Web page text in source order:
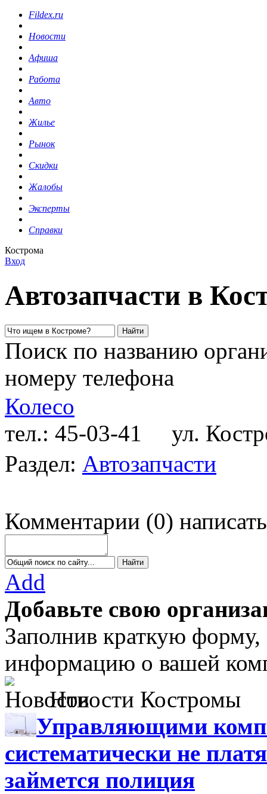
Fildex.ru
Новости
Афиша
Работа
Авто
Жилье
Рынок
Скидки
Жалобы
Эксперты
Справки
Кострома
Вход
Автозапчасти в
Поиск по названию
номеру телефона
Колесо
тел.: 45-03-41
ул.
Раздел: Автозапчасти
Комментарии (0) написать
Add
Добавьте свою
Заполнив краткую
информацию о вашей
Новости Костромы
Управляющими
систематически не
займется полиция